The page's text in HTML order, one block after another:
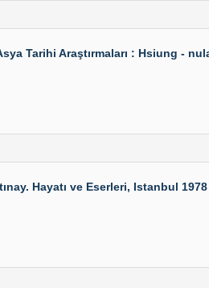
Tarihi Araştırmaları : Hsiung -
Hayatı ve Eserleri, Istanbul